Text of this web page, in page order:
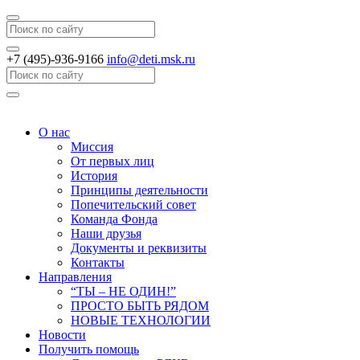
Search
+7 (495)-936-9166 info@deti.msk.ru
Search
О нас
Миссия
От первых лиц
История
Принципы деятельности
Попечительский совет
Команда Фонда
Наши друзья
Документы и реквизиты
Контакты
Направления
“ТЫ – НЕ ОДИН!”
ПРОСТО БЫТЬ РЯДОМ
НОВЫЕ ТЕХНОЛОГИИ
Новости
Получить помощь